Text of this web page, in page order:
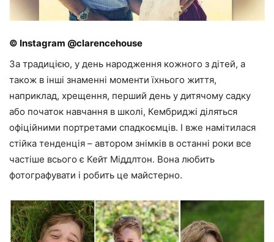
© Instagram @clarencehouse
За традицією, у день народження кожного з дітей, а
також в інші знаменні моменти їхнього життя,
наприклад, хрещення, перший день у дитячому садку
або початок навчання в школі, Кембриджі діляться
офіційними портретами спадкоємців. І вже намітилася
стійка тенденція – автором знімків в останні роки все
частіше всього є Кейт Міддлтон. Вона любить
фотографувати і робить це майстерно.